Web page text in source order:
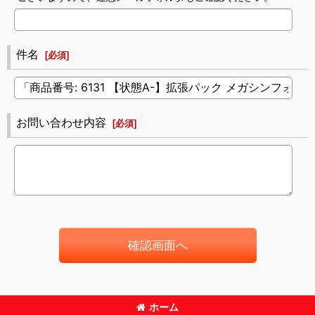
件名 [必須]
お問い合わせ内容 [必須]
確認画面へ
ホーム